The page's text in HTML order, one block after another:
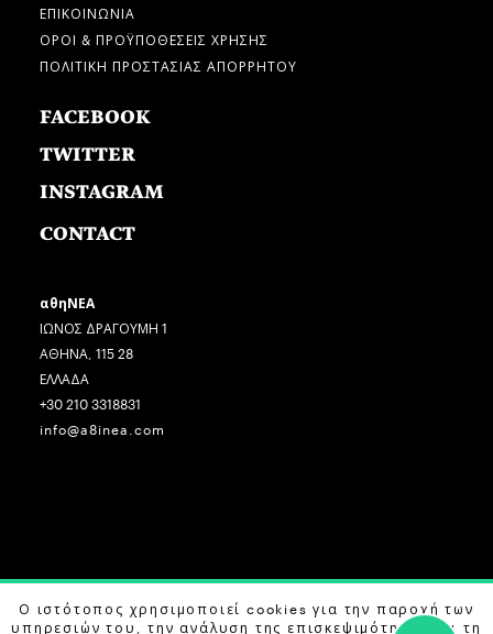
ΕΠΙΚΟΙΝΩΝΙΑ
ΟΡΟΙ & ΠΡΟΫΠΟΘΕΣΕΙΣ ΧΡΗΣΗΣ
ΠΟΛΙΤΙΚΗ ΠΡΟΣΤΑΣΙΑΣ ΑΠΟΡΡΗΤΟΥ
FACEBOOK
TWITTER
INSTAGRAM
CONTACT
αθηΝΕΑ
ΙΩΝΟΣ ΔΡΑΓΟΥΜΗ 1
ΑΘΗΝΑ, 115 28
ΕΛΛΑΔΑ
+30 210 3318831
info@a8inea.com
COPYRIGHT © 2026 αθηΝΕΑ, ALL RIGHTS RESERVED.
Ο ιστότοπος χρησιμοποιεί cookies για την παροχή των
υπηρεσιών του, την ανάλυση της επισκεψιμότητας και τη